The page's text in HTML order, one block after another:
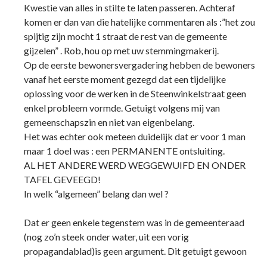
Kwestie van alles in stilte te laten passeren. Achteraf
komen er dan van die hatelijke commentaren als :”het zou
spijtig zijn mocht 1 straat de rest van de gemeente
gijzelen” . Rob, hou op met uw stemmingmakerij.
Op de eerste bewonersvergadering hebben de bewoners
vanaf het eerste moment gezegd dat een tijdelijke
oplossing voor de werken in de Steenwinkelstraat geen
enkel probleem vormde. Getuigt volgens mij van
gemeenschapszin en niet van eigenbelang.
Het was echter ook meteen duidelijk dat er voor 1 man
maar 1 doel was : een PERMANENTE ontsluiting.
AL HET ANDERE WERD WEGGEWUIFD EN ONDER
TAFEL GEVEEGD!
In welk “algemeen” belang dan wel ?
Dat er geen enkele tegenstem was in de gemeenteraad
(nog zo’n steek onder water, uit een vorig
propagandablad)is geen argument. Dit getuigt gewoon